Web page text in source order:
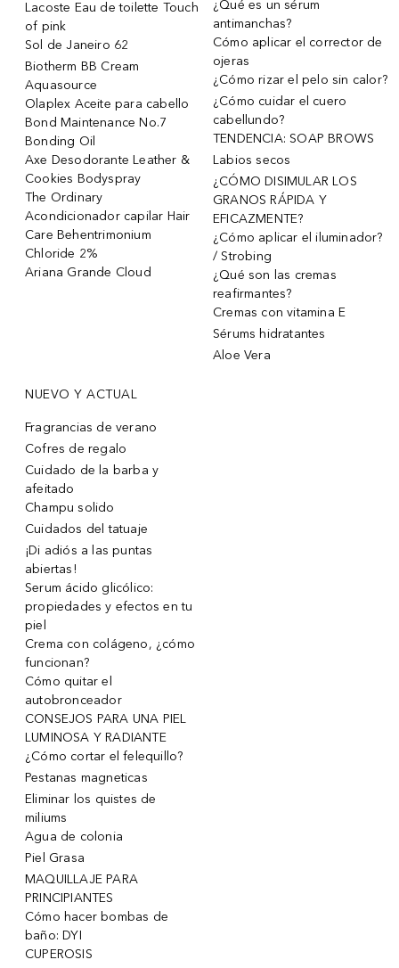
Lacoste Eau de toilette Touch
of pink
Sol de Janeiro 62
Biotherm BB Cream
Aquasource
Olaplex Aceite para cabello
Bond Maintenance No.7
Bonding Oil
Axe Desodorante Leather &
Cookies Bodyspray
The Ordinary
Acondicionador capilar Hair
Care Behentrimonium
Chloride 2%
Ariana Grande Cloud
¿Qué es un sérum
antimanchas?
Cómo aplicar el corrector de
ojeras
¿Cómo rizar el pelo sin calor?
¿Cómo cuidar el cuero
cabellundo?
TENDENCIA: SOAP BROWS
Labios secos
¿CÓMO DISIMULAR LOS
GRANOS RÁPIDA Y
EFICAZMENTE?
¿Cómo aplicar el iluminador?
/ Strobing
¿Qué son las cremas
reafirmantes?
Cremas con vitamina E
Sérums hidratantes
Aloe Vera
NUEVO Y ACTUAL
Fragrancias de verano
Cofres de regalo
Cuidado de la barba y
afeitado
Champu solido
Cuidados del tatuaje
¡Di adiós a las puntas
abiertas!
Serum ácido glicólico:
propiedades y efectos en tu
piel
Crema con colágeno, ¿cómo
funcionan?
Cómo quitar el
autobronceador
CONSEJOS PARA UNA PIEL
LUMINOSA Y RADIANTE
¿Cómo cortar el felequillo?
Pestanas magneticas
Eliminar los quistes de
miliums
Agua de colonia
Piel Grasa
MAQUILLAJE PARA
PRINCIPIANTES
Cómo hacer bombas de
baño: DYI
CUPEROSIS